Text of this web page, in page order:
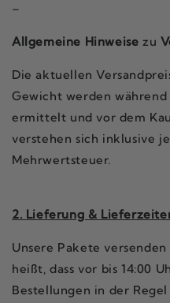
–
Allgemeine Hinweise zu
Die aktuellen
Gewicht werden während
ermittelt und vor dem
verstehen sich inklusive
Mehrwertsteuer.
2. Lieferung &
Unsere Pakete
heißt, dass vor bis 14:00
Bestellungen in der